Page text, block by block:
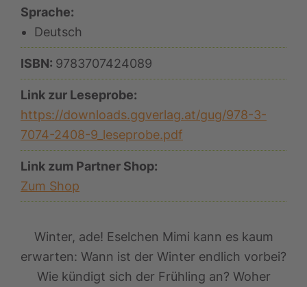
Sprache:
Deutsch
ISBN: 9783707424089
Link zur Leseprobe:
https://downloads.ggverlag.at/gug/978-3-
7074-2408-9_leseprobe.pdf
Link zum Partner Shop:
Zum Shop
Winter, ade! Eselchen Mimi kann es kaum
erwarten: Wann ist der Winter endlich vorbei?
Wie kündigt sich der Frühling an? Woher